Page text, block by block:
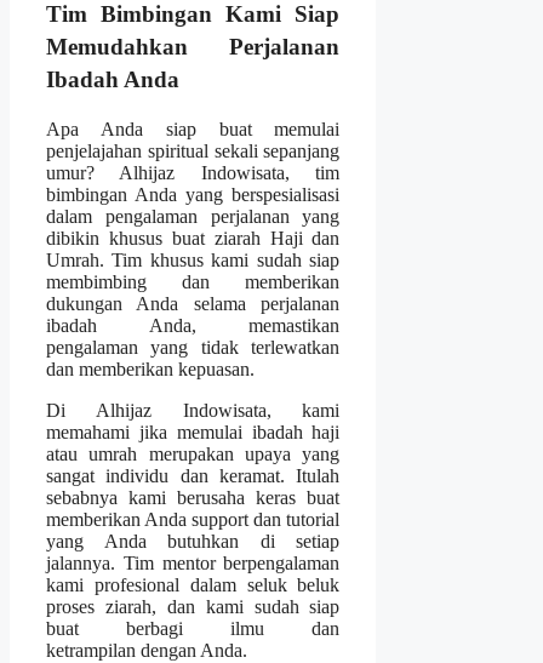
Tim Bimbingan Kami Siap
Memudahkan Perjalanan
Ibadah Anda
Apa Anda siap buat memulai
penjelajahan spiritual sekali sepanjang
umur? Alhijaz Indowisata, tim
bimbingan Anda yang berspesialisasi
dalam pengalaman perjalanan yang
dibikin khusus buat ziarah Haji dan
Umrah. Tim khusus kami sudah siap
membimbing dan memberikan
dukungan Anda selama perjalanan
ibadah Anda, memastikan
pengalaman yang tidak terlewatkan
dan memberikan kepuasan.
Di Alhijaz Indowisata, kami
memahami jika memulai ibadah haji
atau umrah merupakan upaya yang
sangat individu dan keramat. Itulah
sebabnya kami berusaha keras buat
memberikan Anda support dan tutorial
yang Anda butuhkan di setiap
jalannya. Tim mentor berpengalaman
kami profesional dalam seluk beluk
proses ziarah, dan kami sudah siap
buat berbagi ilmu dan
ketrampilan dengan Anda.